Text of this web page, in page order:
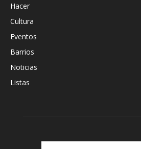
Hacer
Cultura
Eventos
Barrios
Noticias
Listas